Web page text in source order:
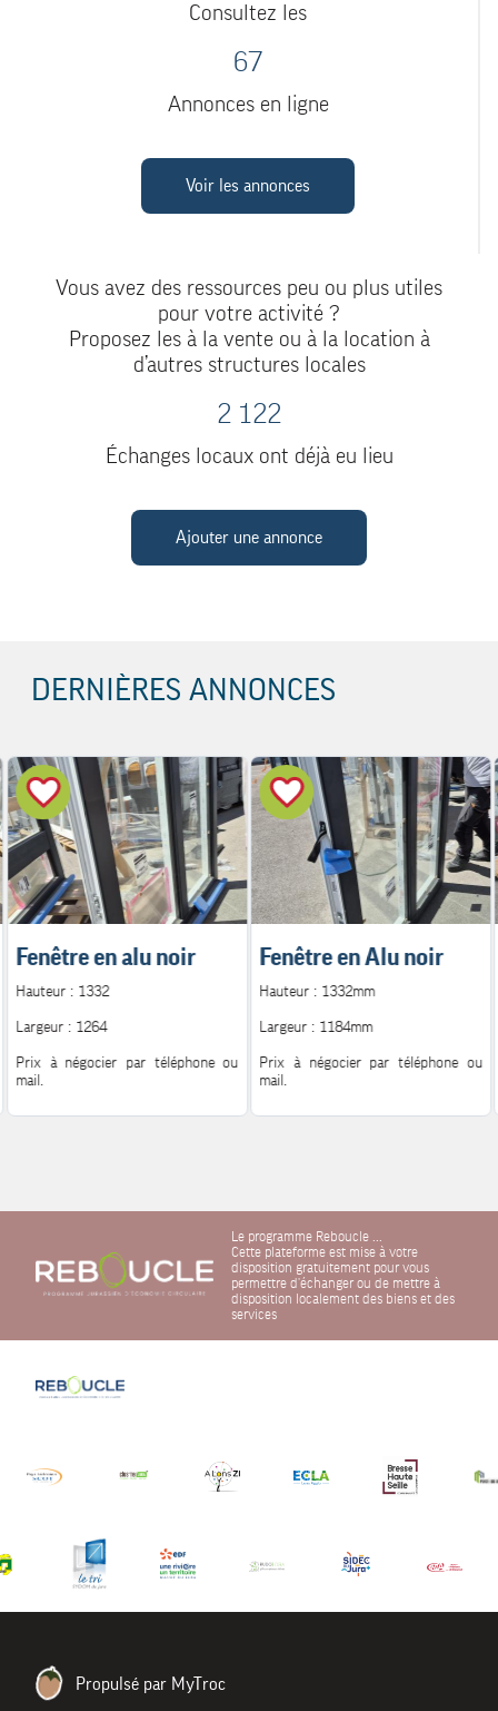
Consultez les
67
Annonces en ligne
Voir les annonces
Vous avez des ressources peu ou plus utiles
pour votre activité ?
Proposez les à la vente ou à la location à
d’autres structures locales
2 122
Échanges locaux ont déjà eu lieu
Ajouter une annonce
DERNIÈRES ANNONCES
Fenêtre en alu noir
Hauteur : 1332
Largeur : 1264
Prix à négocier par téléphone ou
mail.
Pour plus d'information.
Fenêtre en Alu noir
Hauteur : 1332mm
Largeur : 1184mm
Prix à négocier par téléphone ou
mail.
Pour plus d'information.
Le programme Reboucle ...
Cette plateforme est mise à votre
disposition gratuitement pour vous
permettre d'échanger ou de mettre à
disposition localement des biens et des
services
Propulsé par MyTroc